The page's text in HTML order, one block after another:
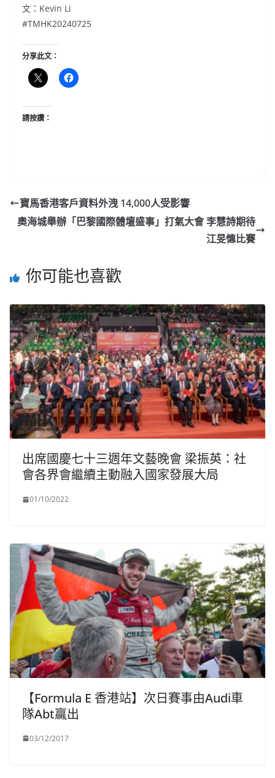
文：Kevin Li
#TMHK20240725
分享此文：
請按讚：
寶馬香港客戶資料外洩 14,000人受影響
奧海城舉辦「巴黎國際體壇盛事」打氣大會 李慧詩期待
江旻憓比賽
你可能也喜歡
出席國慶七十三週年文藝晚會 梁振英：社
會各界會繼續主動融入國家發展大局
01/10/2022
【Formula E 香港站】次日賽事由Audi車
隊Abt贏出
03/12/2017